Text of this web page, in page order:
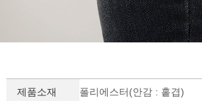
제품소재 폴리에스터(안감 : 홑겹)